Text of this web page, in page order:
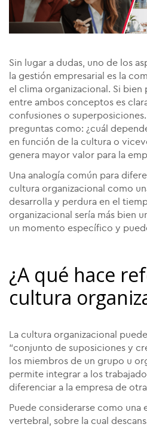
Sin lugar a dudas, uno de los
la gestión empresarial es la
el clima organizacional. Si bien
entre ambos conceptos es
confusiones o
preguntas como: ¿cuál
en función de la cultura o
genera mayor valor para la
Una analogía común para
cultura organizacional como
desarrolla y perdura en el
organizacional sería más bien
un momento específico y
¿A qué hace
cultura
La cultura organizacional
“conjunto de suposiciones y
los miembros de un grupo u
permite integrar a los
diferenciar a la empresa de
Puede considerarse como una
vertebral, sobre la cual